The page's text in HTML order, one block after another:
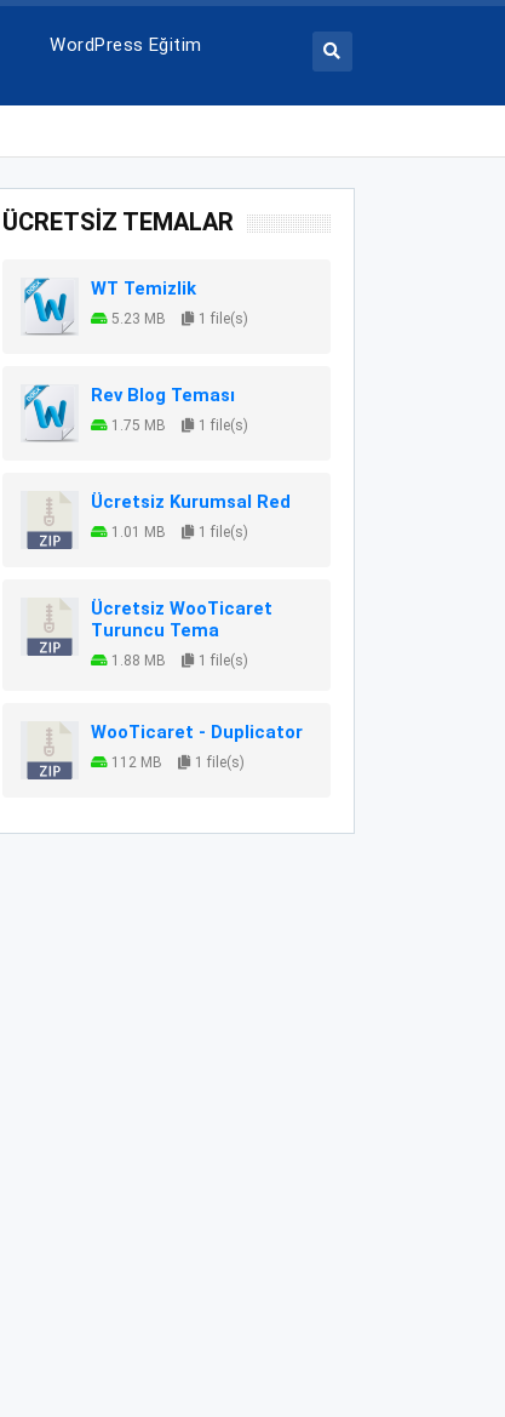
WordPress Eğitim
ÜCRETSİZ TEMALAR
WT Temizlik
5.23 MB 1 file(s)
Rev Blog Teması
1.75 MB 1 file(s)
Ücretsiz Kurumsal Red
1.01 MB 1 file(s)
Ücretsiz WooTicaret
Turuncu Tema
1.88 MB 1 file(s)
WooTicaret - Duplicator
112 MB 1 file(s)